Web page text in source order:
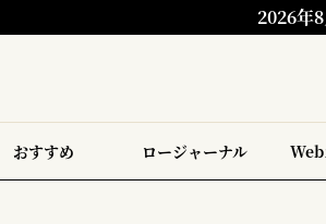
2026年
おすすめ ロージャーナル Web